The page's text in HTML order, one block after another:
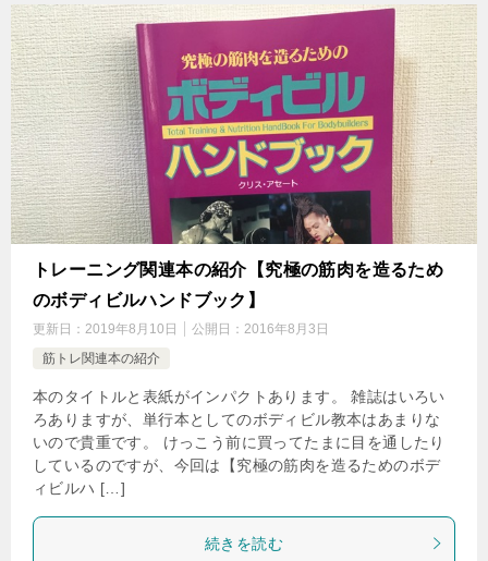
トレーニング関連本の紹介【究極の筋肉を造るため
のボディビルハンドブック】
更新日： 2019年8月10日 公開日： 2016年8月3日
筋トレ関連本の紹介
本のタイトルと表紙がインパクトあります。 雑誌はいろい
ろありますが、単行本としてのボディビル教本はあまりな
いので貴重です。 けっこう前に買ってたまに目を通したり
しているのですが、今回は【究極の筋肉を造るためのボデ
ィビルハ […]
続きを読む